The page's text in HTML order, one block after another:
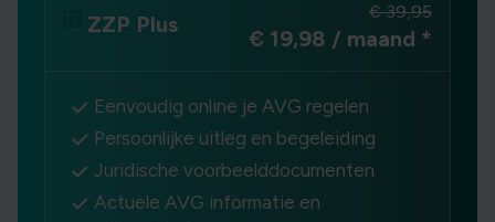
ZZP Plus € 39,95
€ 19,98 / maand *
Eenvoudig online je AVG regelen
Persoonlijke uitleg en begeleiding
Juridische voorbeelddocumenten
Actuele AVG informatie en